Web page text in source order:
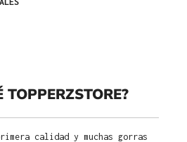
TOPPERZSTORE?
calidad y muchas gorras